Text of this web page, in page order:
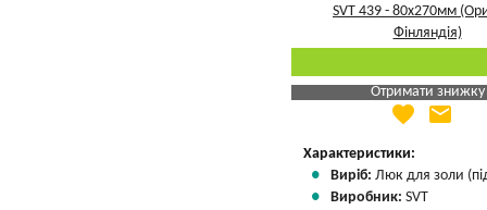
Отримати знижку
Яка Ваша ціна
favorite email
Характеристики:
Виріб: Люк для золи
Виробник: SVT